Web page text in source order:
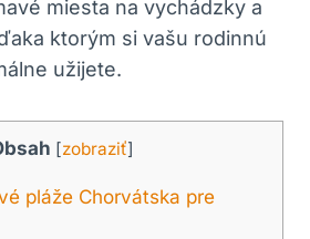
miesta na vychádzky a
ktorým si vašu rodinnú
užijete.
[zobraziť]
pláže Chorvátska pre